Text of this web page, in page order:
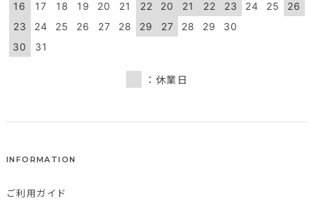
16
17 18 19 20 21
22
23
24 25 26 27 28
29
30
31
20
21 22 23 24 25
26
27
28 29 30
：休業日
INFORMATION
ご利用ガイド